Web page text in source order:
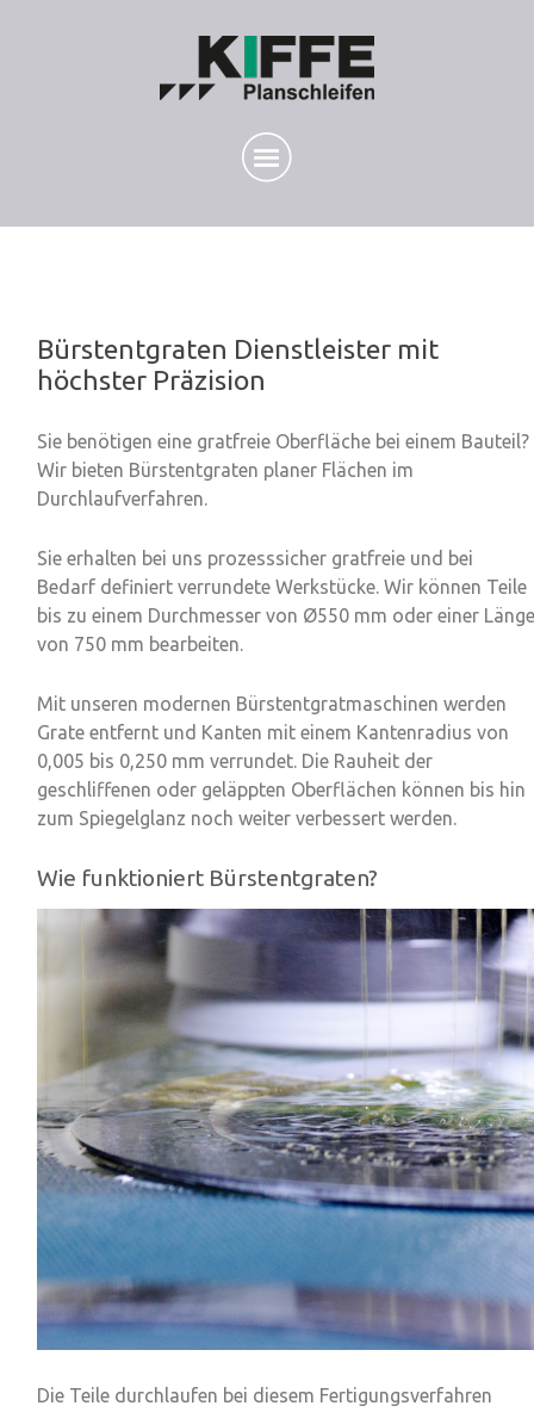
Bürstentgraten Dienstleister mit
höchster Präzision
Sie benötigen eine gratfreie Oberfläche bei einem Bauteil?
Wir bieten Bürstentgraten planer Flächen im
Durchlaufverfahren.
Sie erhalten bei uns prozesssicher gratfreie und bei
Bedarf definiert verrundete Werkstücke. Wir können Teile
bis zu einem Durchmesser von Ø550 mm oder einer Länge
von 750 mm bearbeiten.
Mit unseren modernen Bürstentgratmaschinen werden
Grate entfernt und Kanten mit einem Kantenradius von
0,005 bis 0,250 mm verrundet. Die Rauheit der
geschliffenen oder geläppten Oberflächen können bis hin
zum Spiegelglanz noch weiter verbessert werden.
Wie funktioniert Bürstentgraten?
Die Teile durchlaufen bei diesem Fertigungsverfahren